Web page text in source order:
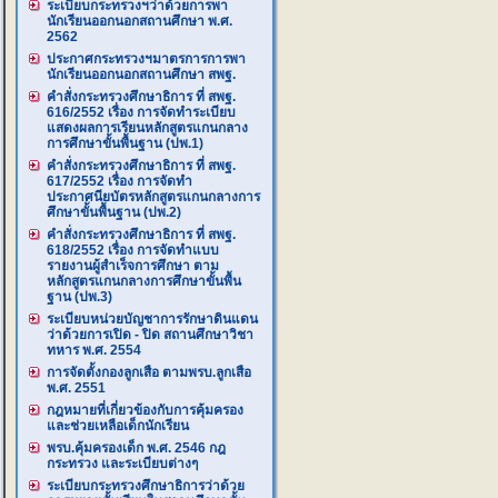
ระเบียบกระทรวงฯว่าด้วยการพา
นักเรียนออกนอกสถานศึกษา พ.ศ.
2562
ประกาศกระทรวงฯมาตรการการพา
นักเรียนออกนอกสถานศึกษา สพฐ.
คำสั่งกระทรวงศึกษาธิการ ที่ สพฐ.
616/2552 เรื่อง การจัดทำระเบียบ
แสดงผลการเรียนหลักสูตรแกนกลาง
การศึกษาขั้นพื้นฐาน (ปพ.1)
คำสั่งกระทรวงศึกษาธิการ ที่ สพฐ.
617/2552 เรื่อง การจัดทำ
ประกาศนียบัตรหลักสูตรแกนกลางการ
ศึกษาขั้นพื้นฐาน (ปพ.2)
คำสั่งกระทรวงศึกษาธิการ ที่ สพฐ.
618/2552 เรื่อง การจัดทำแบบ
รายงานผู้สำเร็จการศึกษา ตาม
หลักสูตรแกนกลางการศึกษาขั้นพื้น
ฐาน (ปพ.3)
ระเบียบหน่วยบัญชาการรักษาดินแดน
ว่าด้วยการเปิด - ปิด สถานศึกษาวิชา
ทหาร พ.ศ. 2554
การจัดตั้งกองลูกเสือ ตามพรบ.ลูกเสือ
พ.ศ. 2551
กฎหมายที่เกี่ยวข้องกับการคุ้มครอง
และช่วยเหลือเด็กนักเรียน
พรบ.คุ้มครองเด็ก พ.ศ. 2546 กฎ
กระทรวง และระเบียบต่างๆ
ระเบียบกระทรวงศึกษาธิการว่าด้วย